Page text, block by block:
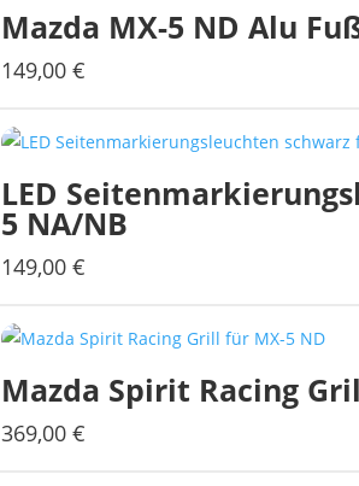
Mazda MX-5 ND Alu
149,00€
LED
5 NA/NB
149,00€
Mazda Spirit Racing
369,00€